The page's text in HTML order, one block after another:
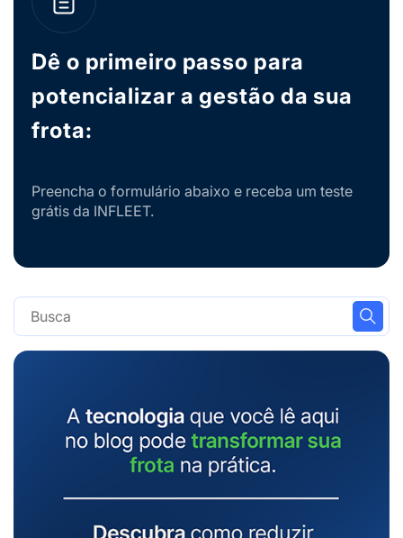
Dê o primeiro passo para
potencializar a gestão da sua
frota:
Preencha o formulário abaixo e receba um teste
grátis da INFLEET.